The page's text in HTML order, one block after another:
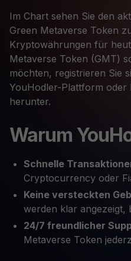
Im Chart sehen Sie den
Green Metaverse Token
Kryptowährungen für
Metaverse Token (GMT)
möchten, registrieren Sie
YouHodler-Plattform oder
herunter.
Warum
Schnelle
Cryptocurrency oder
Keine versteckten
werden klar angezeigt,
24/7 freundlicher
Metaverse Token